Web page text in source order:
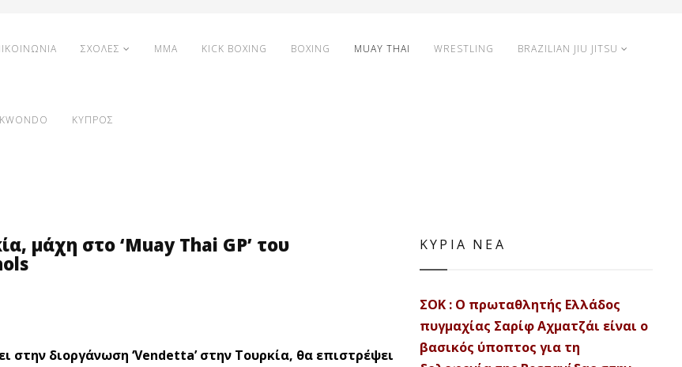
ΣΧΟΛΕΣ MMA KICK BOXING BOXING MUAY THAI WRESTLING BRAZILIAN JIU JITSU
ΚΥΠΡΟΣ
μάχη στο ‘Muay Thai GP’ του
στην διοργάνωση ‘Vendetta’ στην Τουρκία, θα επιστρέψει
ΚΥΡΙΑ ΝΕΑ
ΣΟΚ : Ο πρωταθλητής Ελλάδος
πυγμαχίας Σαρίφ Αχματζάι είναι ο
βασικός ύποπτος για τη